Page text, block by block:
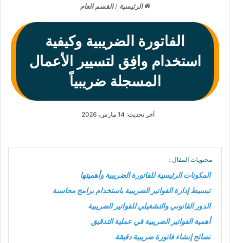
الرئيسية / القسم العام
الفاتورة الضريبية وكيفية
استخدام وافِق لتسيير الأعمال
المسجلة ضريبياً
آخر تحديث: 14 مارس، 2026
محتويات المقال :
المكونات الرئيسية للفاتورة الضريبية وأهميتها
تبسيط إدارة الفواتير الضريبية باستخدام برامج محاسبة
الدور القانوني والتشغيلي للفواتير الضريبية
أهمية الفواتير الضريبية في عملية التدقيق
نصائح إنشاء فاتورة ضريبية دقيقة